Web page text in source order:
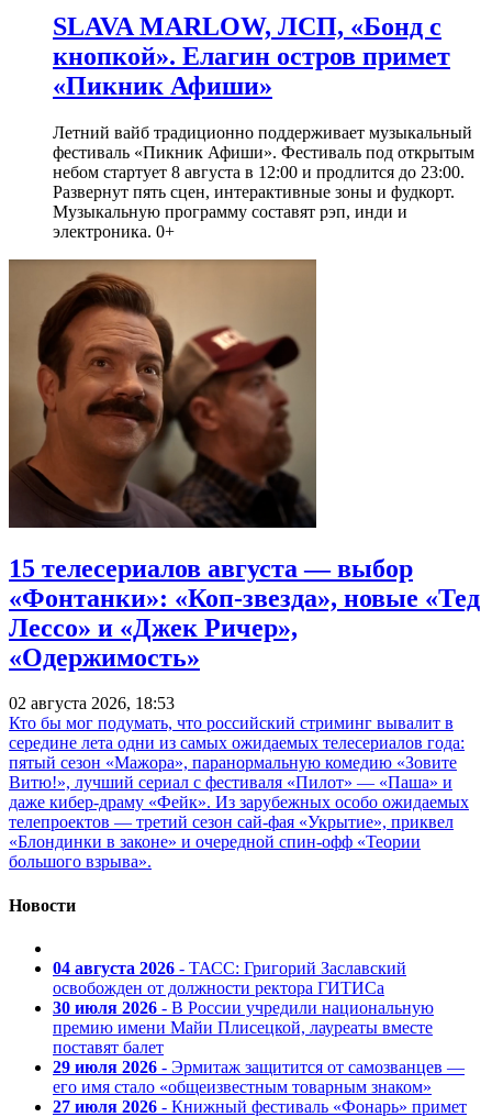
SLAVA MARLOW, ЛСП, «Бонд с
кнопкой». Елагин остров примет
«Пикник Афиши»
Летний вайб традиционно поддерживает музыкальный
фестиваль «Пикник Афиши». Фестиваль под открытым
небом стартует 8 августа в 12:00 и продлится до 23:00.
Развернут пять сцен, интерактивные зоны и фудкорт.
Музыкальную программу составят рэп, инди и
электроника. 0+
15 телесериалов августа — выбор
«Фонтанки»: «Коп-звезда», новые «Тед
Лессо» и «Джек Ричер»,
«Одержимость»
02 августа 2026, 18:53
Кто бы мог подумать, что российский стриминг вывалит в
середине лета одни из самых ожидаемых телесериалов года:
пятый сезон «Мажора», паранормальную комедию «Зовите
Витю!», лучший сериал с фестиваля «Пилот» — «Паша» и
даже кибер-драму «Фейк». Из зарубежных особо ожидаемых
телепроектов — третий сезон сай-фая «Укрытие», приквел
«Блондинки в законе» и очередной спин-офф «Теории
большого взрыва».
Новости
04 августа 2026 - ТАСС: Григорий Заславский
освобожден от должности ректора ГИТИСа
30 июля 2026 - В России учредили национальную
премию имени Майи Плисецкой, лауреаты вместе
поставят балет
29 июля 2026 - Эрмитаж защитится от самозванцев —
его имя стало «общеизвестным товарным знаком»
27 июля 2026 - Книжный фестиваль «Фонарь» примет